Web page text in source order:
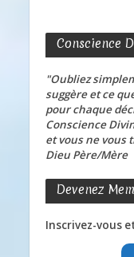
Conscience
"Oubliez
suggère et ce
pour chaque
Conscience
et vous ne vous
Dieu Père/Mère
Devenez
Inscrivez-vous